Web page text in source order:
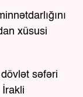
xüsusi
səfəri
İrakli